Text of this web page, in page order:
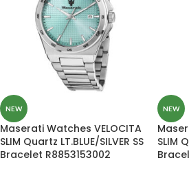
NEW
Maserati Watches VELOCITA
SLIM Quartz LT.BLUE/SILVER SS
Bracelet R8853153002
NEW
SLIM